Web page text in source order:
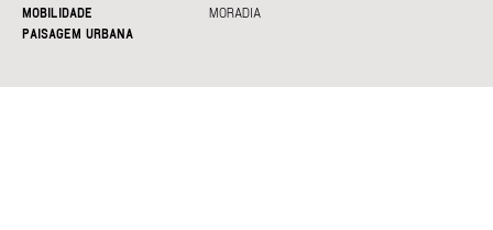
MOBILIDADE
MORADIA
PAISAGEM URBANA